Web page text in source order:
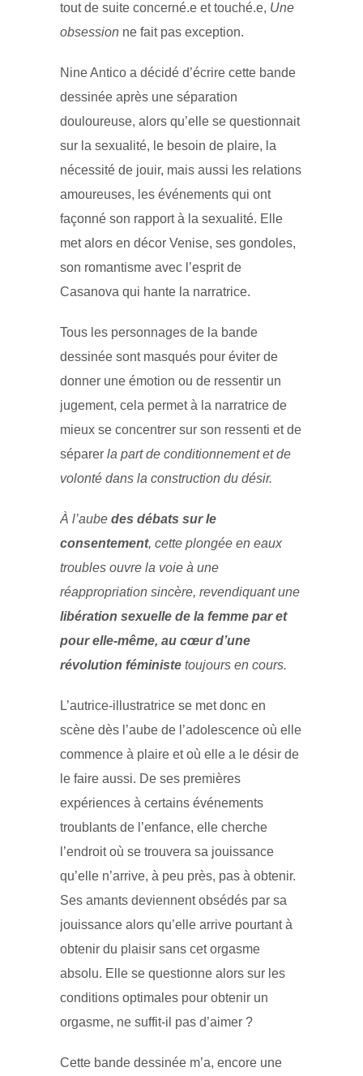
tout de suite concerné.e et touché.e, Une
obsession ne fait pas exception.
Nine Antico a décidé d’écrire cette bande
dessinée après une séparation
douloureuse, alors qu’elle se questionnait
sur la sexualité, le besoin de plaire, la
nécessité de jouir, mais aussi les relations
amoureuses, les événements qui ont
façonné son rapport à la sexualité. Elle
met alors en décor Venise, ses gondoles,
son romantisme avec l’esprit de
Casanova qui hante la narratrice.
Tous les personnages de la bande
dessinée sont masqués pour éviter de
donner une émotion ou de ressentir un
jugement, cela permet à la narratrice de
mieux se concentrer sur son ressenti et de
séparer la part de conditionnement et de
volonté dans la construction du désir.
À l’aube des débats sur le
consentement, cette plongée en eaux
troubles ouvre la voie à une
réappropriation sincère, revendiquant une
libération sexuelle de la femme par et
pour elle-même, au cœur d’une
révolution féministe toujours en cours.
L’autrice-illustratrice se met donc en
scène dès l’aube de l’adolescence où elle
commence à plaire et où elle a le désir de
le faire aussi. De ses premières
expériences à certains événements
troublants de l’enfance, elle cherche
l’endroit où se trouvera sa jouissance
qu’elle n’arrive, à peu près, pas à obtenir.
Ses amants deviennent obsédés par sa
jouissance alors qu’elle arrive pourtant à
obtenir du plaisir sans cet orgasme
absolu. Elle se questionne alors sur les
conditions optimales pour obtenir un
orgasme, ne suffit-il pas d’aimer ?
Cette bande dessinée m’a, encore une